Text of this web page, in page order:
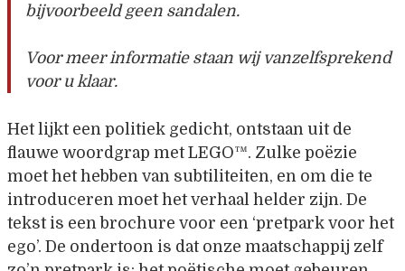
bijvoorbeeld geen sandalen.
Voor meer informatie staan wij vanzelfsprekend
voor u klaar.
Het lijkt een politiek gedicht, ontstaan uit de
flauwe woordgrap met LEGO™. Zulke poëzie
moet het hebben van subtiliteiten, en om die te
introduceren moet het verhaal helder zijn. De
tekst is een brochure voor een ‘pretpark voor het
ego’. De ondertoon is dat onze maatschappij zelf